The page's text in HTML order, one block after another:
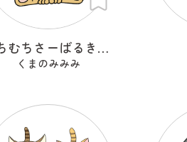
むちむちさーばるきゃっと
くまのみみみ